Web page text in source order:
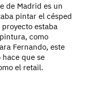
de Madrid es un
pintar el césped
estaba
como
Fernando, este
que se
el retail.